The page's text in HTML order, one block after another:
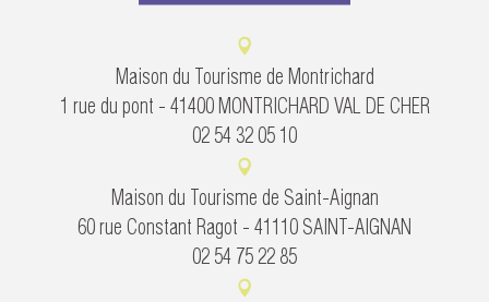
Maison du Tourisme de Montrichard
1 rue du pont - 41400 MONTRICHARD VAL DE CHER
02 54 32 05 10
Maison du Tourisme de Saint-Aignan
60 rue Constant Ragot - 41110 SAINT-AIGNAN
02 54 75 22 85